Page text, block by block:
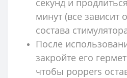
минут (все зависит
состава
После
закройте его
чтобы poppers